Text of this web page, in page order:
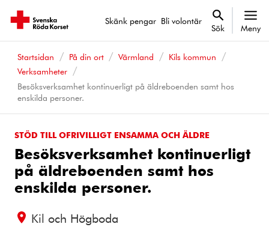
Skänk pengar Bli volontär
Sök Meny
Startsidan På din ort Värmland
Kils kommun
Verksamheter
Besöksverksamhet kontinuerligt på äldreboenden samt hos
enskilda personer.
STÖD TILL OFRIVILLIGT ENSAMMA OCH ÄLDRE
Besöksverksamhet kontinuerligt
på äldreboenden samt hos
enskilda personer.
Kil och Högboda